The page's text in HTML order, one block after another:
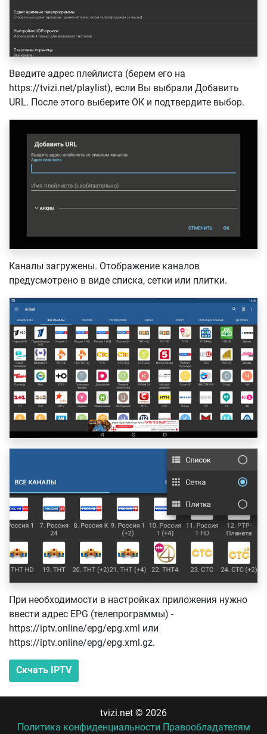
Введите адрес плейлиста (берем его на
https://tvizi.net/playlist), если Вы выбрали Добавить
URL. После этого выберите ОК и подтвердите выбор.
Каналы загружены. Отображение каналов
предусмотрено в виде списка, сетки или плитки.
При необходимости в настройках приложения нужно
ввести адрес EPG (телепрограммы) -
https://iptv.online/epg/epg.xml или
https://iptv.online/epg/epg.xml.gz.
Скчать IPTV
tvizi.net © 2026
Политика конфиденциальности Правообладателям